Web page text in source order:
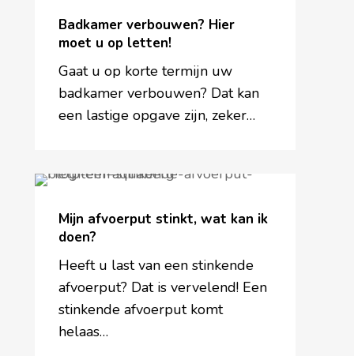
Hier
moet
letten!
Badkamer verbouwen? Hier
moet u op letten!
Gaat u op korte termijn uw
badkamer verbouwen? Dat kan
een lastige opgave zijn, zeker…
Mijn
stinkt,
doen?
Mijn afvoerput stinkt, wat kan ik
doen?
Heeft u last van een stinkende
afvoerput? Dat is vervelend! Een
stinkende afvoerput komt
helaas…